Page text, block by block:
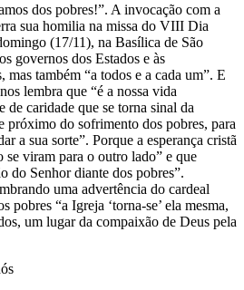
dos pobres!”. A invocação com a
sua homilia na missa do VIII Dia
(17/11), na Basílica de São
governos dos Estados e às
mas também “a todos e a cada um”. E
lembra que “é a nossa vida
de caridade que se torna sinal da
próximo do sofrimento dos pobres, para
a sua sorte”. Porque a esperança cristã
se viram para o outro lado” e que
do Senhor diante dos pobres”.
uma advertência do cardeal
pobres “a Igreja ‘torna-se’ ela mesma,
um lugar da compaixão de Deus pela